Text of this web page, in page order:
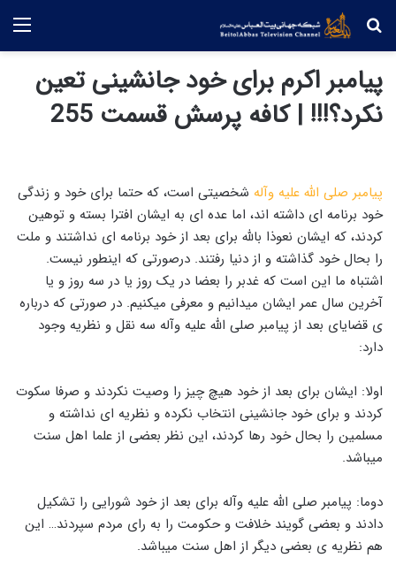
جستجو
پیامبر اکرم برای خود جانشینی تعین
نکرد؟!!! | کافه پرسش قسمت 255
پیامبر صلی الله علیه وآله شخصیتی است، که حتما برای خود و زندگی
خود برنامه ای داشته اند، اما عده ای به ایشان افترا بسته و توهین
کردند، که ایشان نعوذا بالله برای بعد از خود برنامه ای نداشتند و ملت
را بحال خود گذاشته و از دنیا رفتند. درصورتی که اینطور نیست.
اشتباه ما این است که غدبر را بعضا در یک روز یا در سه روز و یا
آخرین سال عمر ایشان میدانیم و معرفی میکنیم. در صورتی که درباره
ی قضایای بعد از پیامبر صلی الله علیه وآله سه نقل و نظریه وجود
دارد:
اولا: ایشان برای بعد از خود هیچ چیز را وصیت نکردند و صرفا سکوت
کردند و برای خود جانشینی انتخاب نکرده و نظریه ای نداشته و
مسلمین را بحال خود رها کردند، این نظر بعضی از علما اهل سنت
میباشد.
دوما: پیامبر صلی الله علیه وآله برای بعد از خود شورایی را تشکیل
دادند و بعضی گویند خلافت و حکومت را به رای مردم سپردند… این
هم نظریه ی بعضی دیگر از اهل سنت میباشد.